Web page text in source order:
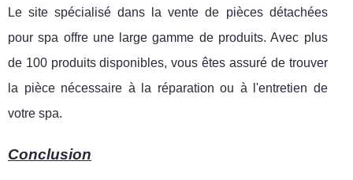
Le site spécialisé dans la vente de pièces détachées
pour spa offre une large gamme de produits. Avec plus
de 100 produits disponibles, vous êtes assuré de trouver
la pièce nécessaire à la réparation ou à l'entretien de
votre spa.
Conclusion